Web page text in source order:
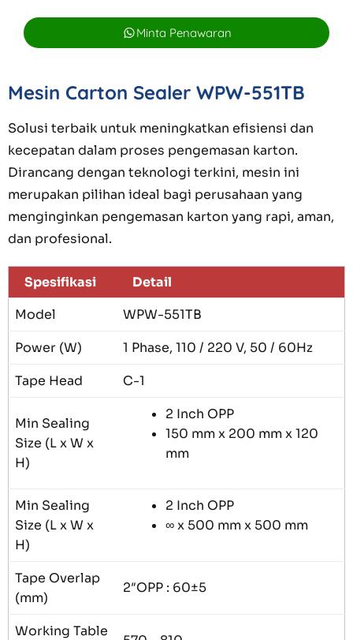
Minta Penawaran
Mesin Carton Sealer WPW-551TB
Solusi terbaik untuk meningkatkan efisiensi dan
kecepatan dalam proses pengemasan karton.
Dirancang dengan teknologi terkini, mesin ini
merupakan pilihan ideal bagi perusahaan yang
menginginkan pengemasan karton yang rapi, aman,
dan profesional.
Spesifikasi
Detail
Model
WPW-551TB
Power (W)
1 Phase, 110 / 220 V, 50 / 60Hz
Tape Head
C-1
Min Sealing
Size (L x W x
H)
2 Inch OPP
150 mm x 200 mm x 120
mm
Min Sealing
Size (L x W x
H)
2 Inch OPP
∞ x 500 mm x 500 mm
Tape Overlap
(mm)
2″OPP : 60±5
Working Table